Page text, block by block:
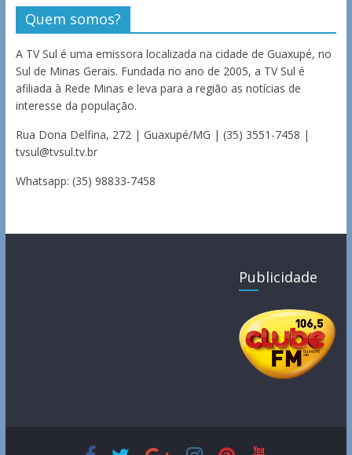
Quem somos?
A TV Sul é uma emissora localizada na cidade de Guaxupé, no
Sul de Minas Gerais. Fundada no ano de 2005, a TV Sul é
afiliada à Rede Minas e leva para a região as notícias de
interesse da população.
Rua Dona Delfina, 272 | Guaxupé/MG | (35) 3551-7458 |
tvsul@tvsul.tv.br
Whatsapp: (35) 98833-7458
Publicidade